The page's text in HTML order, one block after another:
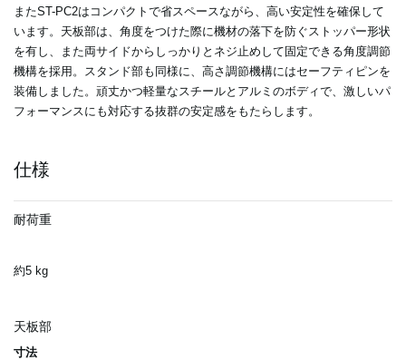
またST-PC2はコンパクトで省スペースながら、高い安定性を確保して
います。天板部は、角度をつけた際に機材の落下を防ぐストッパー形状
を有し、また両サイドからしっかりとネジ止めして固定できる角度調節
機構を採用。スタンド部も同様に、高さ調節機構にはセーフティピンを
装備しました。頑丈かつ軽量なスチールとアルミのボディで、激しいパ
フォーマンスにも対応する抜群の安定感をもたらします。
仕様
耐荷重
約5 kg
天板部
寸法